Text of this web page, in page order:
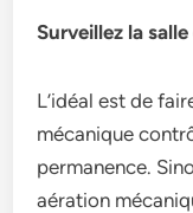
Surveillez la
L’idéal est de
mécanique
permanence.
aération